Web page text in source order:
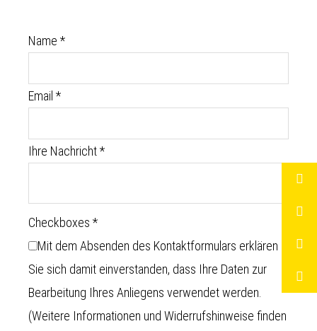
Name *
Email *
Ihre Nachricht*
Checkboxes *
Mit dem Absenden des Kontaktformulars erklären
Sie sich damit einverstanden, dass Ihre Daten zur
Bearbeitung Ihres Anliegens verwendet werden.
(Weitere Informationen und Widerrufshinweise finden